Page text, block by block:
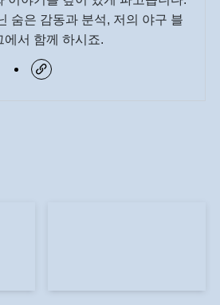
숨은 감동과 분석, 저의 야구 블
에서 함께 하시죠.